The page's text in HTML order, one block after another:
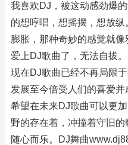
我喜欢DJ，被这动感劲爆
的想哼唱，想摇摆，想放
膨胀，那种奇妙的感觉就
爱上DJ歌曲了，无法自拔。
现在DJ歌曲已经不再局限
发展至今倍受人们的喜爱
希望在未来DJ歌曲可以更
野的存在着，冲撞着守旧的
随心而乐。DJ舞曲